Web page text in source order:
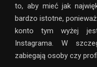
to, aby mieć jak
bardzo istotne,
konto tym wyżej
Instagrama. W
zabiegają osoby czy